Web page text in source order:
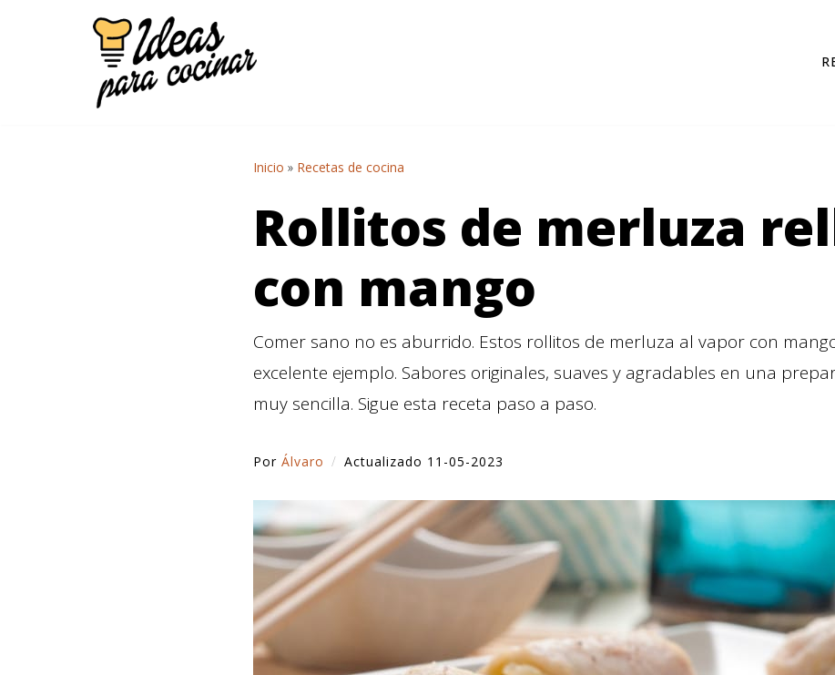
Inicio » Recetas de cocina
Rollitos de merluza
con mango
Comer sano no es aburrido. Estos rollitos de merluza al vapor con
excelente ejemplo. Sabores originales, suaves y agradables en una
muy sencilla. Sigue esta receta paso a paso.
Por Álvaro Actualizado 11-05-2023